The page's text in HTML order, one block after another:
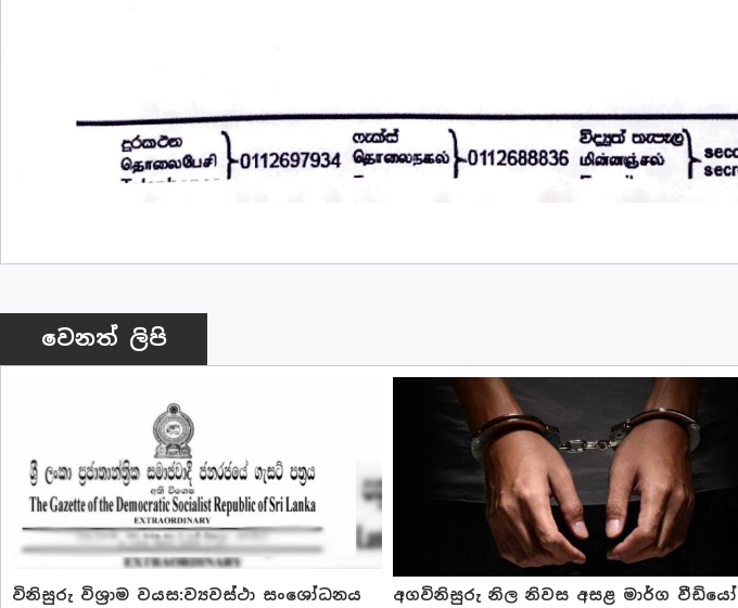
වෙනත් ලිපි
විනිසුරු විශ්‍රාම වයස:ව්‍යවස්ථා සංශෝධනය
අගවිනිසුරු නිල නිවස අසළ මාර්ග වීඩියෝ